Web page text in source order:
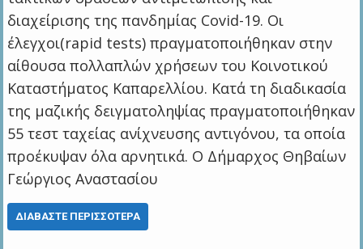
διαχείρισης της πανδημίας Covid-19. Οι
έλεγχοι(rapid tests) πραγματοποιήθηκαν στην
αίθουσα πολλαπλών χρήσεων του Κοινοτικού
Καταστήματος Καπαρελλίου. Κατά τη διαδικασία
της μαζικής δειγματοληψίας πραγματοποιήθηκαν
55 τεστ ταχείας ανίχνευσης αντιγόνου, τα οποία
προέκυψαν όλα αρνητικά. Ο Δήμαρχος Θηβαίων
Γεώργιος Αναστασίου
ΔΙΑΒΆΣΤΕ ΠΕΡΙΣΣΌΤΕΡΑ